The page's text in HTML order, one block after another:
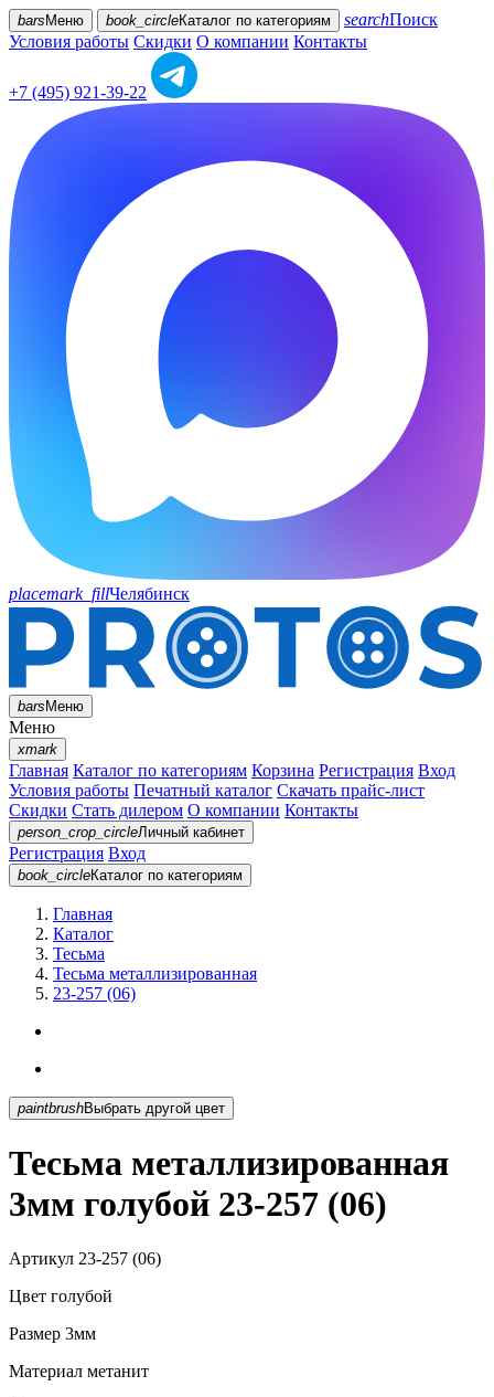
bars Меню book_circleКаталог по категориям searchПоиск
Условия работы Скидки О компании Контакты
+7 (495) 921-39-22
placemark_fillЧелябинск
barsМеню
Меню
xmark
Главная Каталог по категориям Корзина Регистрация Вход
Условия работы Печатный каталог Скачать прайс-лист
Скидки Стать дилером О компании Контакты
person_crop_circleЛичный кабинет
Регистрация Вход
book_circleКаталог по категориям
Главная
Каталог
Тесьма
Тесьма металлизированная
23-257 (06)
paintbrush Выбрать другой цвет
Тесьма металлизированная
3мм голубой 23-257 (06)
Артикул 23-257 (06)
Цвет голубой
Размер 3мм
Материал метанит